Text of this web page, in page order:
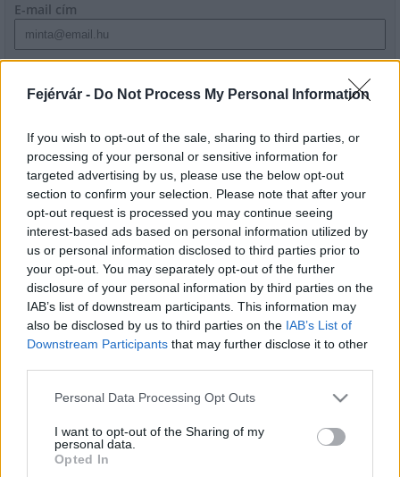
Fejérvár - Do Not Process My Personal Information
If you wish to opt-out of the sale, sharing to third parties, or
processing of your personal or sensitive information for
targeted advertising by us, please use the below opt-out
section to confirm your selection. Please note that after your
opt-out request is processed you may continue seeing
interest-based ads based on personal information utilized by
us or personal information disclosed to third parties prior to
your opt-out. You may separately opt-out of the further
disclosure of your personal information by third parties on the
IAB’s list of downstream participants. This information may
also be disclosed by us to third parties on the IAB’s List of
Downstream Participants that may further disclose it to other
Please note that this website/app uses one or more Google
not limited to your visit or usage behaviour. You may click to
grant or deny consent to Google and its third-party tags to
use your data for below specified purposes in below Google
Personal Data Processing Opt Outs
I want to opt-out of the Sharing of my
personal data.
Opted In
E-mail cím
szabályzatot!
LEGFRISSEBB
Gyárleállításokkal és átszervezett
termeléssel tehermentesíti a
villamosenergia-rendszert a STRABAG
Országos hírek
Szakirányú továbbképzésekkel segíti
a Gál Ferenc Egyetem